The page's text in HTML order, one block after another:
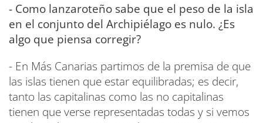
- Como lanzaroteño sabe que el peso de la isla
en el conjunto del Archipiélago es nulo. ¿Es
algo que piensa corregir?
- En Más Canarias partimos de la premisa de que
las islas tienen que estar equilibradas; es decir,
tanto las capitalinas como las no capitalinas
tienen que verse representadas todas y si vemos